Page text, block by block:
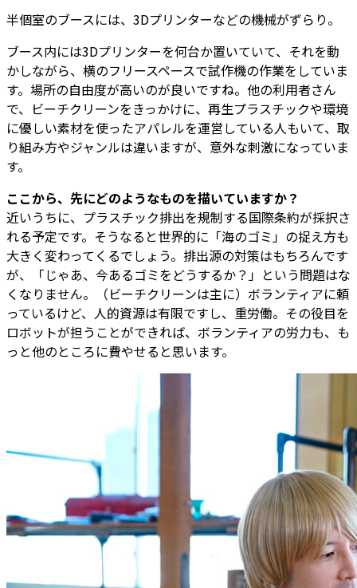
半個室のブースには、3Dプリンターなどの機械がずらり。
ブース内には3Dプリンターを何台か置いていて、それを動
かしながら、横のフリースペースで試作機の作業をしていま
す。場所の自由度が高いのが良いですね。他の利用者さん
で、ビーチクリーンをきっかけに、再生プラスチックや環境
に優しい素材を使ったアパレルを運営している人もいて、取
り組み方やジャンルは違いますが、意外な刺激になっていま
す。
――ここから、先にどのようなものを描いていますか？
近いうちに、プラスチック排出を規制する国際条約が採択さ
れる予定です。そうなると世界的に「海のゴミ」の捉え方も
大きく変わってくるでしょう。排出源の対策はもちろんです
が、「じゃあ、今あるゴミをどうするか？」という問題はな
くなりません。（ビーチクリーンは主に）ボランティアに頼
っているけど、人的資源は有限ですし、重労働。その役目を
ロボットが担うことができれば、ボランティアの労力も、も
っと他のところに費やせると思います。